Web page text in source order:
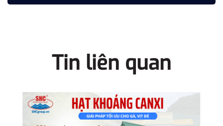
Tin liên quan